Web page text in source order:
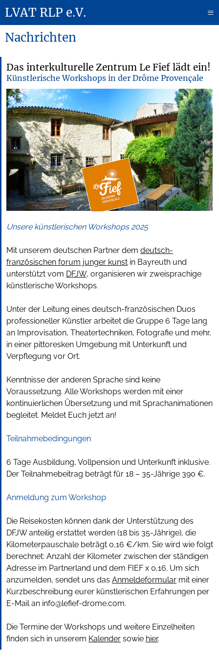
LVAT RLP e.V.
≡
Nachrichten
Das interkulturelle Zentrum Le Fief lädt ein!
Künstlerische Workshops in der Drôme Provençale
Unsere künstlerischen Workshops 2025
Mit unserem deutschen Partner dem deutsch-
französischen forum junger kunst in Bayreuth und
unterstützt vom DFJW, organisieren wir zweisprachige
künstlerische Workshops.
Unter der Leitung eines deutsch-französischen Duos
professioneller Künstler arbeitet die Gruppe 6 Tage lang
an Improvisation, Theatertechniken, Fotografie und mehr,
in einer pittoresken Umgebung mit Unterkunft und
Verpflegung vor Ort.
Kenntnisse der anderen Sprache sind keine
Voraussetzung. Alle Workshops werden mit einer
kontinuierlichen Übersetzung und mit Sprachanimationen
begleitet. Meldet Euch jetzt an!
Teilnahmebedingungen
6 Tage Ausbildung, Vollpension und Unterkunft inklusive.
Der Teilnahmebeitrag beträgt für 18 – 35-Jährige 390 €.
Anmeldung zum Workshop
Die Reisekosten können dank der Unterstützung des
DFJW anteilig erstattet werden (18 bis 35-Jährige), die
Kilometerpauschale beträgt 0,16 €/km. Sie wird wie folgt
berechnet: Anzahl der Kilometer zwischen der ständigen
Adresse im Partnerland und dem FIEF x 0,16. Um sich
anzumelden, sendet uns das Anmeldeformular mit einer
Kurzbeschreibung eurer künstlerischen Erfahrungen per
E-Mail an info@lefief-drome.com.
Die Termine der Workshops und weitere Einzelheiten
finden sich in unserem Kalender sowie hier.